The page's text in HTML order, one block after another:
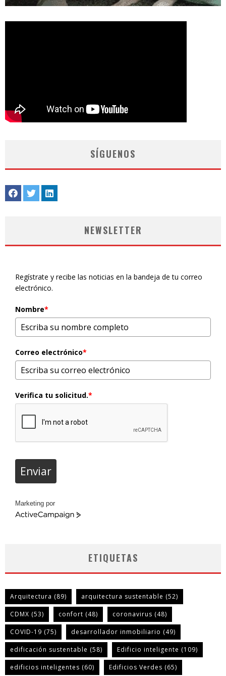
SÍGUENOS
NEWSLETTER
Regístrate y recibe las noticias en la bandeja de tu correo
electrónico.
Nombre*
Correo electrónico*
Verifica tu solicitud.*
Enviar
Marketing por
ActiveCampaign
ETIQUETAS
Arquitectura (89) arquitectura sustentable (52)
CDMX (53) confort (48) coronavirus (48)
COVID-19 (75) desarrollador inmobiliario (49)
edificación sustentable (58) Edificio inteligente (109)
edificios inteligentes (60) Edificios Verdes (65)